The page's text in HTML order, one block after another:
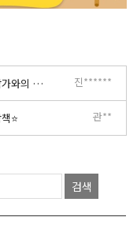
요즘 화제의 작가! 김애란 작가와의 만남-5.29.(금) 18:30~20:00 진******
⭐ 관**
검색